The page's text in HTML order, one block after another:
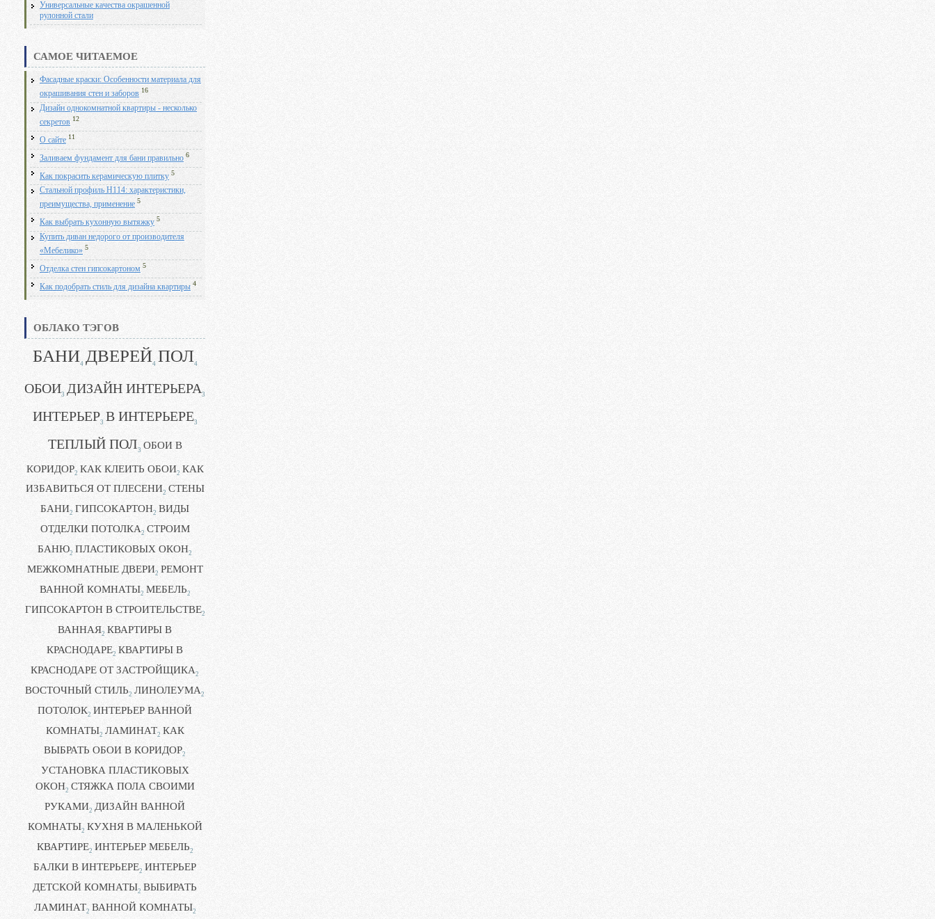
Универсальные качества окрашенной
рулонной стали
САМОЕ ЧИТАЕМОЕ
Фасадные краски: Особенности материала для
окрашивания стен и заборов 16
Дизайн однокомнатной квартиры - несколько
секретов 12
О сайте 11
Заливаем фундамент для бани правильно 6
Как покрасить керамическую плитку 5
Стальной профиль Н114: характеристики,
преимущества, применение 5
Как выбрать кухонную вытяжку 5
Купить диван недорого от производителя
«Мебелико» 5
Отделка стен гипсокартоном 5
Как подобрать стиль для дизайна квартиры 4
ОБЛАКО ТЭГОВ
БАНИ4 ДВЕРЕЙ4 ПОЛ4
ОБОИ3 ДИЗАЙН ИНТЕРЬЕРА3
ИНТЕРЬЕР3 В ИНТЕРЬЕРЕ3
ТЕПЛЫЙ ПОЛ3 ОБОИ В
КОРИДОР2 КАК КЛЕИТЬ ОБОИ2 КАК
ИЗБАВИТЬСЯ ОТ ПЛЕСЕНИ2 СТЕНЫ
БАНИ2 ГИПСОКАРТОН2 ВИДЫ
ОТДЕЛКИ ПОТОЛКА2 СТРОИМ
БАНЮ2 ПЛАСТИКОВЫХ ОКОН2
МЕЖКОМНАТНЫЕ ДВЕРИ2 РЕМОНТ
ВАННОЙ КОМНАТЫ2 МЕБЕЛЬ2
ГИПСОКАРТОН В СТРОИТЕЛЬСТВЕ2
ВАННАЯ2 КВАРТИРЫ В
КРАСНОДАРЕ2 КВАРТИРЫ В
КРАСНОДАРЕ ОТ ЗАСТРОЙЩИКА2
ВОСТОЧНЫЙ СТИЛЬ2 ЛИНОЛЕУМА2
ПОТОЛОК2 ИНТЕРЬЕР ВАННОЙ
КОМНАТЫ2 ЛАМИНАТ2 КАК
ВЫБРАТЬ ОБОИ В КОРИДОР2
УСТАНОВКА ПЛАСТИКОВЫХ
ОКОН2 СТЯЖКА ПОЛА СВОИМИ
РУКАМИ2 ДИЗАЙН ВАННОЙ
КОМНАТЫ2 КУХНЯ В МАЛЕНЬКОЙ
КВАРТИРЕ2 ИНТЕРЬЕР МЕБЕЛЬ2
БАЛКИ В ИНТЕРЬЕРЕ2 ИНТЕРЬЕР
ДЕТСКОЙ КОМНАТЫ2 ВЫБИРАТЬ
ЛАМИНАТ2 ВАННОЙ КОМНАТЫ2